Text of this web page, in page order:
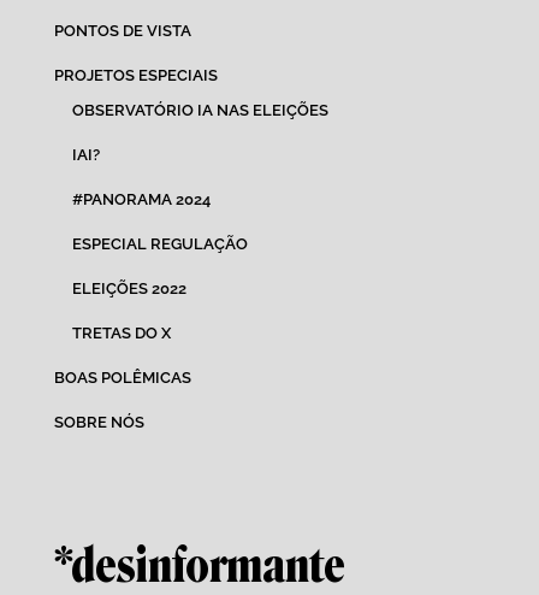
PONTOS DE VISTA
PROJETOS ESPECIAIS
OBSERVATÓRIO IA NAS ELEIÇÕES
IAI?
#PANORAMA 2024
ESPECIAL REGULAÇÃO
ELEIÇÕES 2022
TRETAS DO X
BOAS POLÊMICAS
SOBRE NÓS
*desinformante